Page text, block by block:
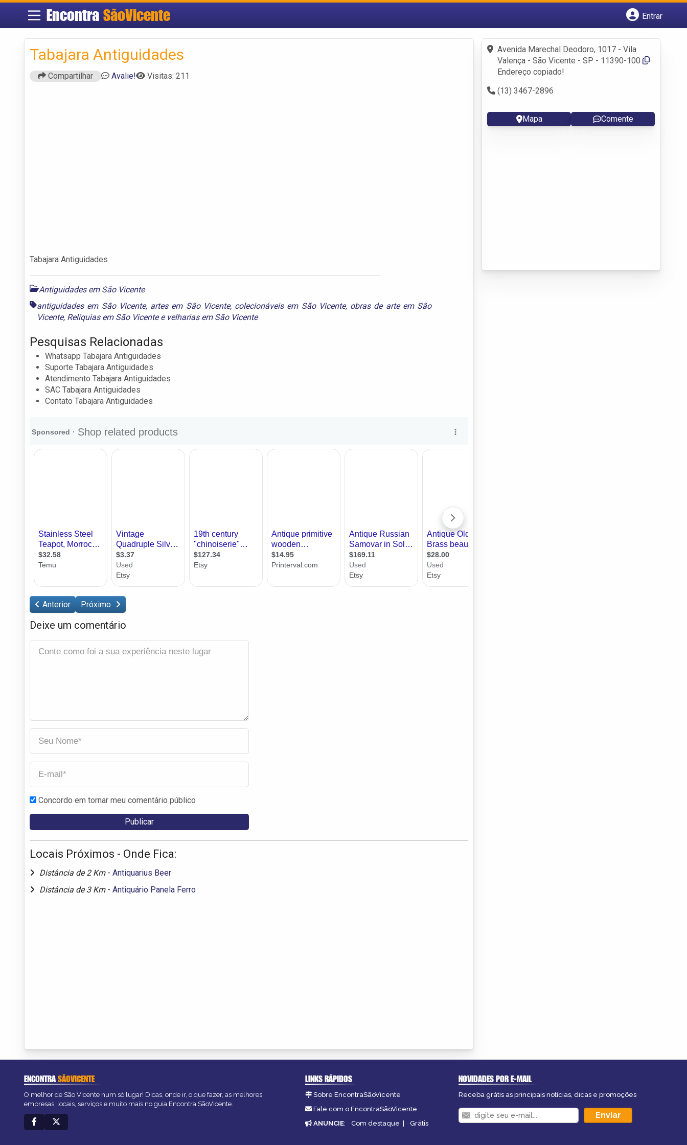
Encontra SãoVicente
Entrar
Fazer login
Criar conta
Tabajara Antiguidades
Compartilhar Avalie! Visitas: 211
Tabajara Antiguidades
Antiguidades em São Vicente
antiguidades em São Vicente, artes em São Vicente, colecionáveis em São Vicente, obras de arte em São
Vicente, Relíquias em São Vicentee velharias em São Vicente
Pesquisas Relacionadas
Whatsapp Tabajara Antiguidades
Suporte Tabajara Antiguidades
Atendimento Tabajara Antiguidades
SAC Tabajara Antiguidades
Contato Tabajara Antiguidades
Anterior Próximo
Deixe um comentário
Concordo em tornar meu comentário público
Locais Próximos - Onde Fica:
Distância de 2 Km - Antiquarius Beer
Distância de 3 Km - Antiquário Panela Ferro
Avenida Marechal Deodoro, 1017 - Vila
Valença - São Vicente - SP - 11390-100
Endereço copiado!
(13) 3467-2896
Mapa Comente
ENCONTRASÃOVICENTE
O melhor de São Vicente num só lugar! Dicas, onde ir, o que fazer, as melhores
empresas, locais, serviços e muito mais no guia Encontra SãoVicente.
LINKS RÁPIDOS
Sobre EncontraSãoVicente
Fale com o EncontraSãoVicente
ANUNCIE: Com destaque | Grátis
NOVIDADES POR E-MAIL
Receba grátis as principais notícias, dicas e promoções